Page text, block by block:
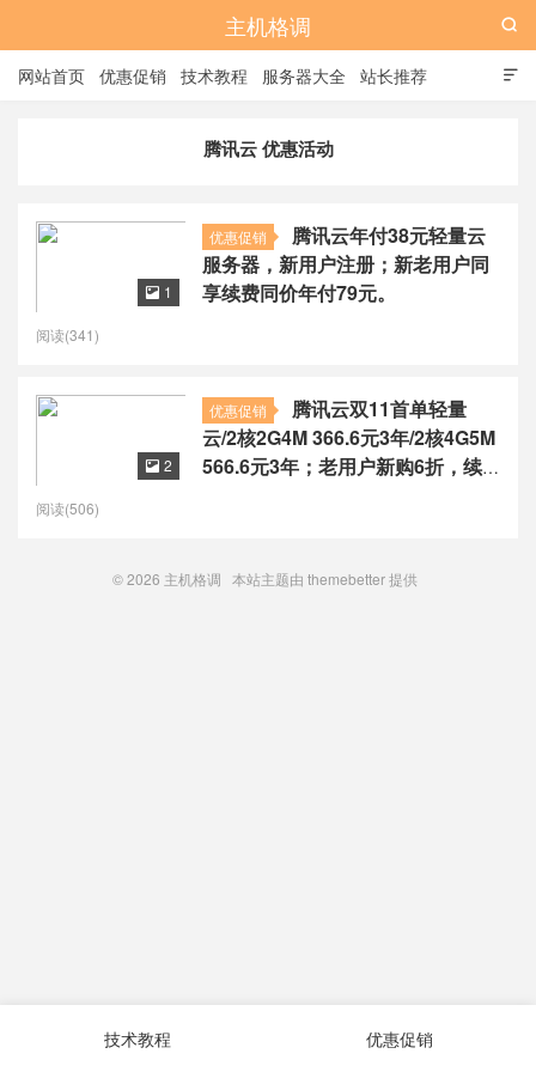
主机格调

网站首页 优惠促销 技术教程 服务器大全 站长推荐

腾讯云 优惠活动
优惠促销
腾讯云年付38元轻量云
服务器，新用户注册；新老用户同
享续费同价年付79元。
 1
阅读(341)
优惠促销
腾讯云双11首单轻量
云/2核2G4M 366.6元3年/2核4G5M
566.6元3年；老用户新购6折，续
 2
阅读(506)
© 2026 主机格调 本站主题由 themebetter提供
技术教程 优惠促销